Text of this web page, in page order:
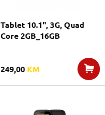
Tablet 10.1", 3G, Quad
Core 2GB_16GB
249,00 KM